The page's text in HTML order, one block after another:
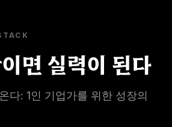
면 실력이 된다
다: 1인 기업가를 위한 성장의